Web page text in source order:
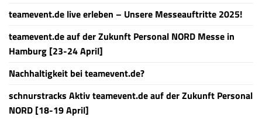
teamevent.de live erleben – Unsere Messeauftritte 2025!
teamevent.de auf der Zukunft Personal NORD Messe in
Hamburg [23-24 April]
Nachhaltigkeit bei teamevent.de?
schnurstracks Aktiv teamevent.de auf der Zukunft Personal
NORD [18-19 April]